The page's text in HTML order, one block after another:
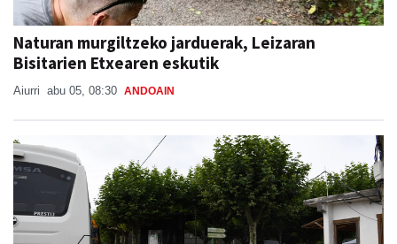
Naturan murgiltzeko jarduerak, Leizaran
Bisitarien Etxearen eskutik
Aiurri abu 05, 08:30 ANDOAIN